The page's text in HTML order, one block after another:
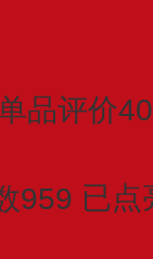
品评价
959 已点